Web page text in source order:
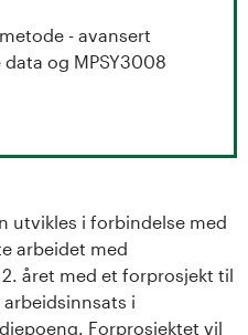
- avansert
og MPSY3008
utvikles i forbindelse med
arbeidet med
året med et forprosjekt til
i
Forprosjektet vil